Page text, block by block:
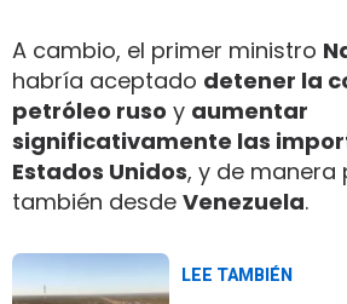
A cambio, el primer ministro
habría aceptado detener la
petróleo ruso y aumentar
significativamente las
Estados Unidos, y de manera
también desde Venezuela.
LEE TAMBIÉN